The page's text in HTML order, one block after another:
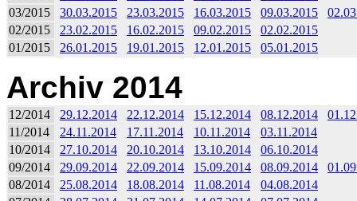
03/2015
30.03.2015 23.03.2015 16.03.2015 09.03.2015
02/2015
23.02.2015 16.02.2015 09.02.2015
02.02.2015
01/2015
26.01.2015 19.01.2015 12.01.2015 05.01.2015
Archiv 2014
12/2014 29.12.2014 22.12.2014 15.12.2014 08.12.2014
11/2014
24.11.2014 17.11.2014 10.11.2014
03.11.2014
10/2014
27.10.2014 20.10.2014 13.10.2014
06.10.2014
09/2014
29.09.2014 22.09.2014 15.09.2014 08.09.2014
08/2014
25.08.2014 18.08.2014 11.08.2014
04.08.2014